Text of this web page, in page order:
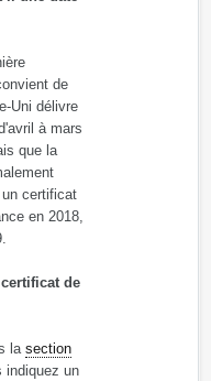
de
Uni délivre
à mars
que la
certificat
en 2018,
de
la section
indiquez un